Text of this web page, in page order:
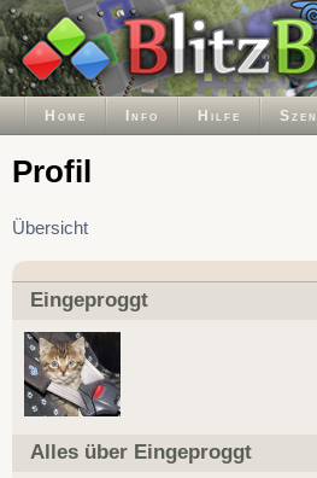
Home Info Hilfe
Profil
Übersicht
Eingeproggt
Alles über Eingeproggt